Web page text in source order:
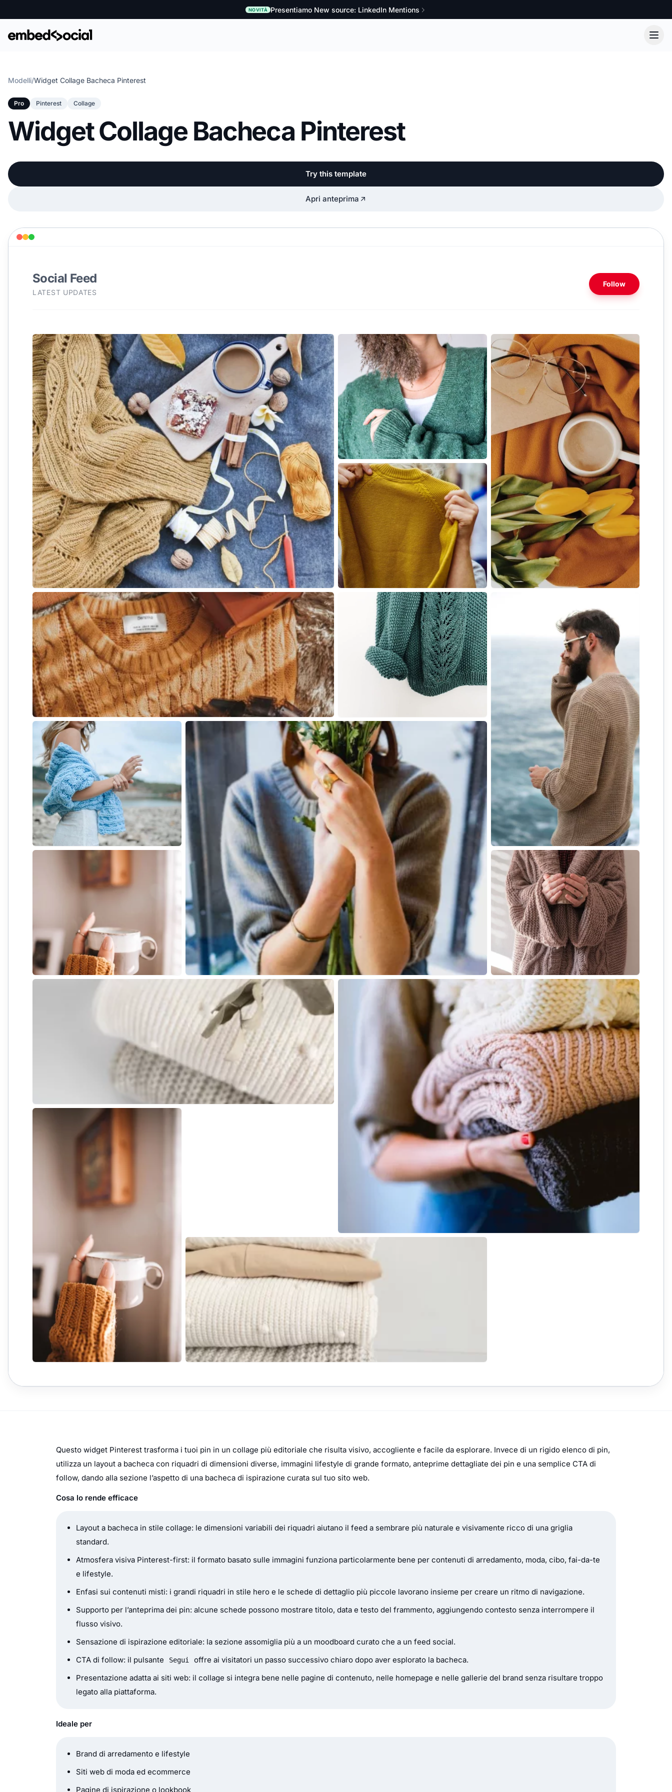
NOVITÀ Presentiamo New source: LinkedIn Mentions
Modelli/Widget Collage Bacheca Pinterest
Pro Pinterest Collage
Widget Collage Bacheca Pinterest
Try this template
Apri anteprima
Questo widget Pinterest trasforma i tuoi pin in un collage più editoriale che risulta visivo, accogliente e facile da esplorare. Invece di un rigido elenco di pin,
utilizza un layout a bacheca con riquadri di dimensioni diverse, immagini lifestyle di grande formato, anteprime dettagliate dei pin e una semplice CTA di
follow, dando alla sezione l’aspetto di una bacheca di ispirazione curata sul tuo sito web.
Cosa lo rende efficace
Layout a bacheca in stile collage: le dimensioni variabili dei riquadri aiutano il feed a sembrare più naturale e visivamente ricco di una griglia
standard.
Atmosfera visiva Pinterest-first: il formato basato sulle immagini funziona particolarmente bene per contenuti di arredamento, moda, cibo, fai-da-te
e lifestyle.
Enfasi sui contenuti misti: i grandi riquadri in stile hero e le schede di dettaglio più piccole lavorano insieme per creare un ritmo di navigazione.
Supporto per l’anteprima dei pin: alcune schede possono mostrare titolo, data e testo del frammento, aggiungendo contesto senza interrompere il
flusso visivo.
Sensazione di ispirazione editoriale: la sezione assomiglia più a un moodboard curato che a un feed social.
CTA di follow: il pulsante
Segui
offre ai visitatori un passo successivo chiaro dopo aver esplorato la bacheca.
Presentazione adatta ai siti web: il collage si integra bene nelle pagine di contenuto, nelle homepage e nelle gallerie del brand senza risultare troppo
legato alla piattaforma.
Ideale per
Brand di arredamento e lifestyle
Siti web di moda ed ecommerce
Pagine di ispirazione o lookbook